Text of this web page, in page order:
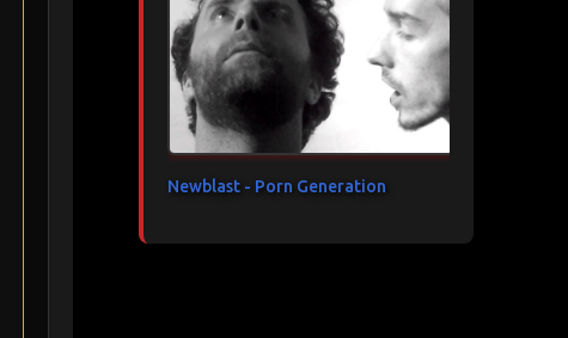
Newblast - Porn Generation